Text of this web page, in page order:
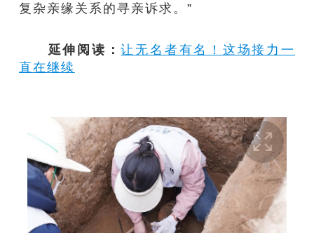
复杂亲缘关系的寻亲诉求。”
延伸阅读：让无名者有名！这场接力一
直在继续